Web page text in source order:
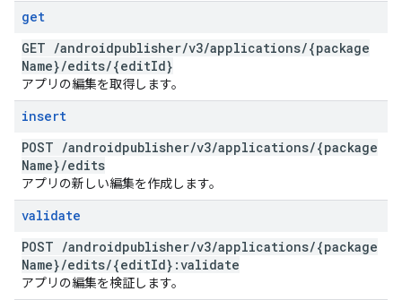
get
GET /androidpublisher/v3/applications/{package
Name}/edits/{editId}
アプリの編集を取得します。
insert
POST /androidpublisher/v3/applications/{package
Name}/edits
アプリの新しい編集を作成します。
validate
POST /androidpublisher/v3/applications/{package
Name}/edits/{editId}:validate
アプリの編集を検証します。